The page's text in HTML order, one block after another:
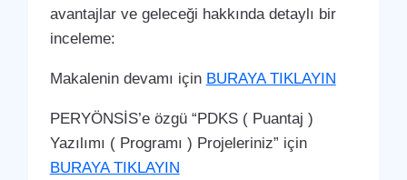
avantajlar ve geleceği hakkında detaylı bir
inceleme:
Makalenin devamı için BURAYA TIKLAYIN
PERYÖNSİS’e özgü “PDKS ( Puantaj )
Yazılımı ( Programı ) Projeleriniz” için
BURAYA TIKLAYIN